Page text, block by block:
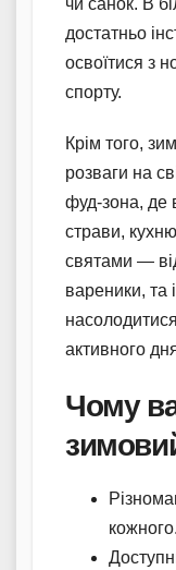
чи санок. В
достатньо
освоїтися з
спорту.
Крім того,
розваги на
фуд-зона, де
страви,
святами —
вареники, та
активного
Чому
кожного.